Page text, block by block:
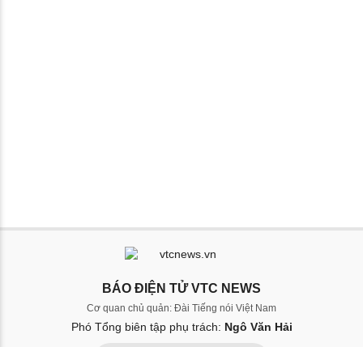
BÁO ĐIỆN TỬ VTC NEWS
Cơ quan chủ quản: Đài Tiếng nói Việt Nam
Phó Tổng biên tập phụ trách: Ngô Văn Hải